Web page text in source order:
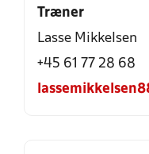
Træner
Lasse Mikkelsen
+45 61 77 28 68